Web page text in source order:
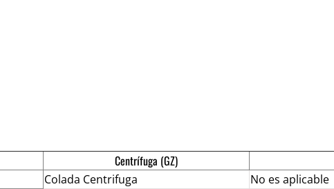
Centrífuga (GZ)
Colada Centrifuga No es aplicable